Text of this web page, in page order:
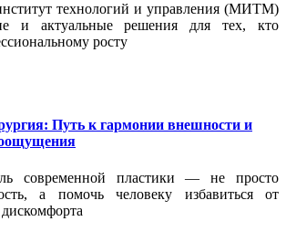
технологий и управления (МИТМ)
и актуальные решения для тех, кто
росту
Путь к гармонии внешности и
современной пластики — не просто
а помочь человеку избавиться от